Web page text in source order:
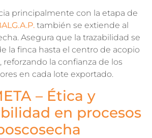
principalmente con la etapa de
también se extiende al
Asegura que la trazabilidad se
la finca hasta el centro de acopio
reforzando la confianza de los
en cada lote exportado.
– Ética y
en procesos